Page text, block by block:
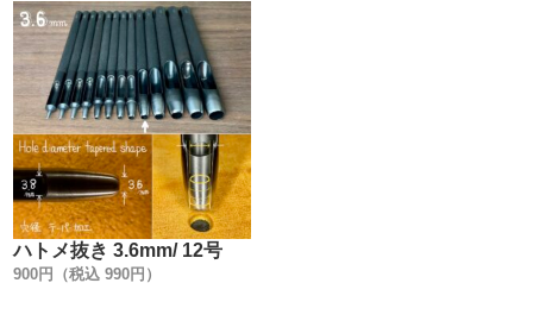
6. 打駒と金具(Cap + Post)の関係性を明確にする事。
7. 専用手打ち棒で、上駒だけで止められる様にする事。
【特徴】
1.【金具を図面に数値化して工具を作る !】
製造にあたり、一番最初に取り掛かった事は『金具の数値
化』です。
『Peacock』は金具作りを100年の長い歴史の中で築き上げ
ハトメ抜き 3.6mm/ 12号
900円（税込 990円）